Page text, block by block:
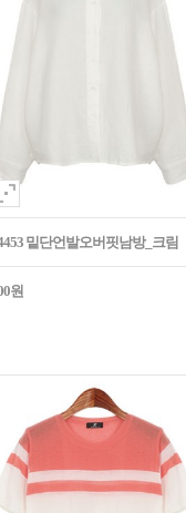
밑단언발오버핏남방_크림
원